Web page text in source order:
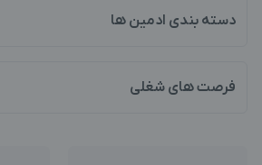
دسته بندی ادمین ها
فرصت های شغلی